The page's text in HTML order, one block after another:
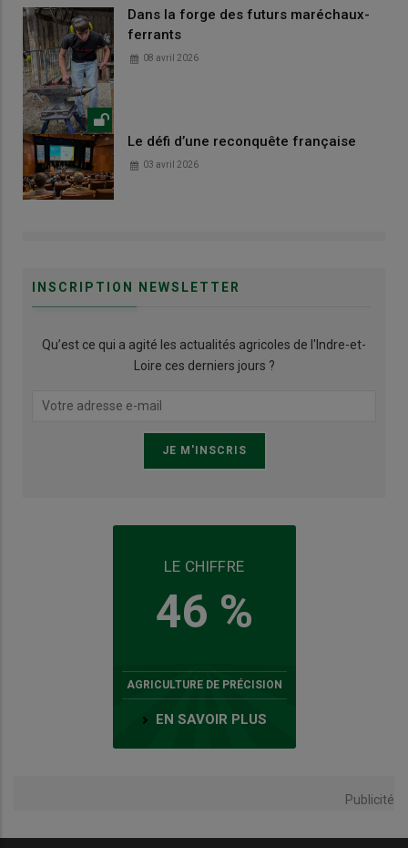
Dans la forge des futurs maréchaux-
ferrants
08 avril 2026
Le défi d’une reconquête française
03 avril 2026
INSCRIPTION NEWSLETTER
Qu’est ce qui a agité les actualités agricoles de l'Indre-et-
Loire ces derniers jours ?
LE CHIFFRE
46 %
AGRICULTURE DE PRÉCISION
EN SAVOIR PLUS
Publicité